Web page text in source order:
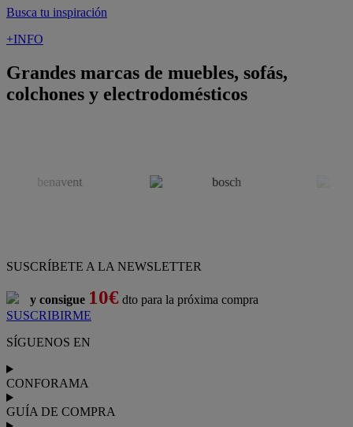
Busca tu inspiración
+INFO
Grandes marcas de muebles, sofás,
colchones y electrodomésticos
SUSCRÍBETE A LA NEWSLETTER
y consigue 10€ dto para la próxima compra
SUSCRIBIRME
SÍGUENOS EN
CONFORAMA
GUÍA DE COMPRA